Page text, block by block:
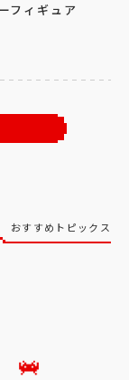
フィギュア
おすすめトピックス